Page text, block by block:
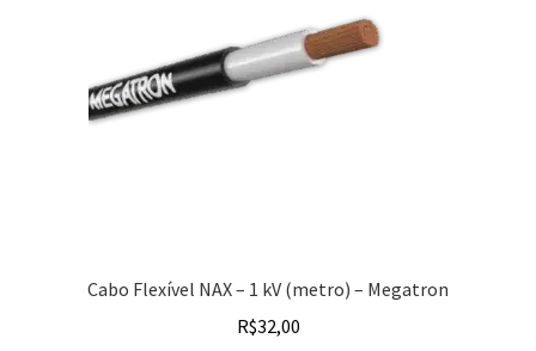
Cabo Flexível NAX – 1 kV (metro) – Megatron
R$32,00